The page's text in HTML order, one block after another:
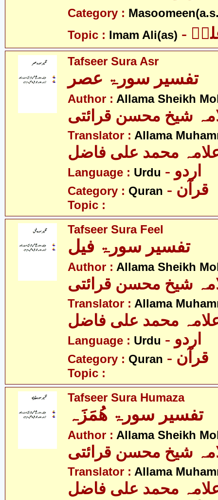
Category :
Topic : Imam Ali(as)
Tafseer Sura Asr
تفسیر سورۃ عصر
Author : Allama Sheikh
شیخ محسن قرائتی
Translator : Allama
محمد علی فاضل
Language : Urdu - اردو
Category : Quran - قرآن
Topic :
Tafseer Sura Feel
تفسیر سورۃ فیل
Author : Allama Sheikh
شیخ محسن قرائتی
Translator : Allama
محمد علی فاضل
Language : Urdu - اردو
Category : Quran - قرآن
Topic :
Tafseer Sura Humaza
تفسیر سورۃ ھُمَزَہ
Author : Allama Sheikh
شیخ محسن قرائتی
Translator : Allama
محمد علی فاضل